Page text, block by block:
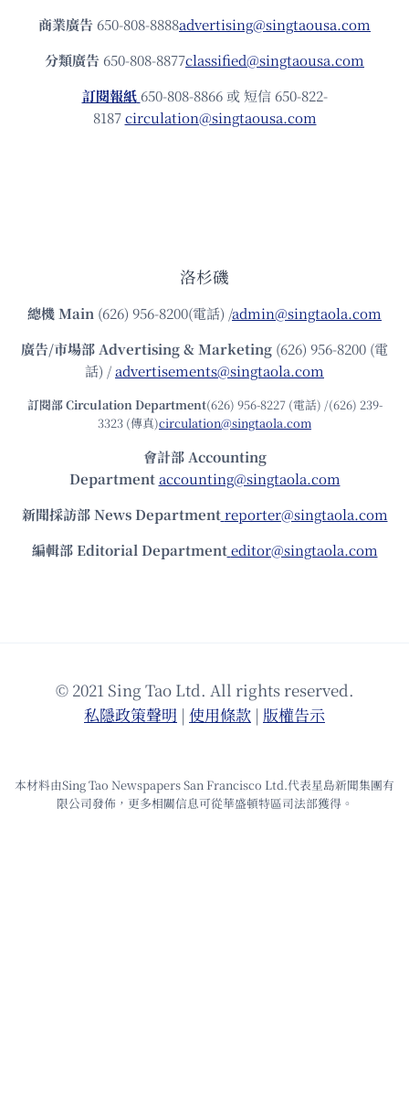
商業廣告 650-808-8888advertising@singtaousa.com
分類廣告 650-808-8877classified@singtaousa.com
訂閱報紙 650-808-8866 或 短信 650-822-
8187circulation@singtaousa.com
洛杉磯
總機Main (626) 956-8200(電話) /admin@singtaola.com
廣告/市場部Advertising & Marketing (626) 956-8200 (電
話) /advertisements@singtaola.com
訂閱部 Circulation Department(626) 956-8227 (電話) /(626) 239-
3323 (傳真)circulation@singtaola.com
會計部 Accounting
Department accounting@singtaola.com
新聞採訪部 News Department reporter@singtaola.com
編輯部 Editorial Department editor@singtaola.com
© 2021 Sing Tao Ltd. All rights reserved.
私隱政策聲明 | 使⽤條款 | 版權告⽰
本材料由Sing Tao Newspapers San Francisco Ltd.代表星島新聞集團有
限公司發佈，更多相關信息可從華盛頓特區司法部獲得。